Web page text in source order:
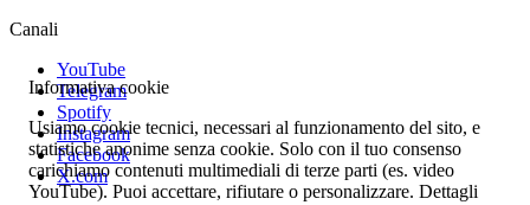
Canali
YouTube
Telegram
Spotify
Instagram
Facebook
X.com
Informativa cookie
Usiamo cookie tecnici, necessari al funzionamento del sito, e
statistiche anonime senza cookie. Solo con il tuo consenso
carichiamo contenuti multimediali di terze parti (es. video
YouTube). Puoi accettare, rifiutare o personalizzare. Dettagli